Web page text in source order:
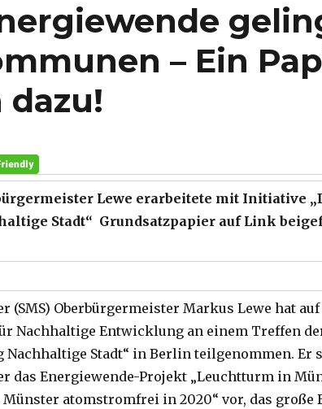
– Ein
dazu!
Lewe erarbeitete mit Initiative
Stadt“ Grundsatzpapier auf Link
(SMS) Oberbürgermeister Markus Lewe hat
Nachhaltige Entwicklung an einem Treffen
Nachhaltige Stadt“ in Berlin teilgenommen. Er
das Energiewende-Projekt „Leuchtturm in
Münster atomstromfrei in 2020“ vor, das große